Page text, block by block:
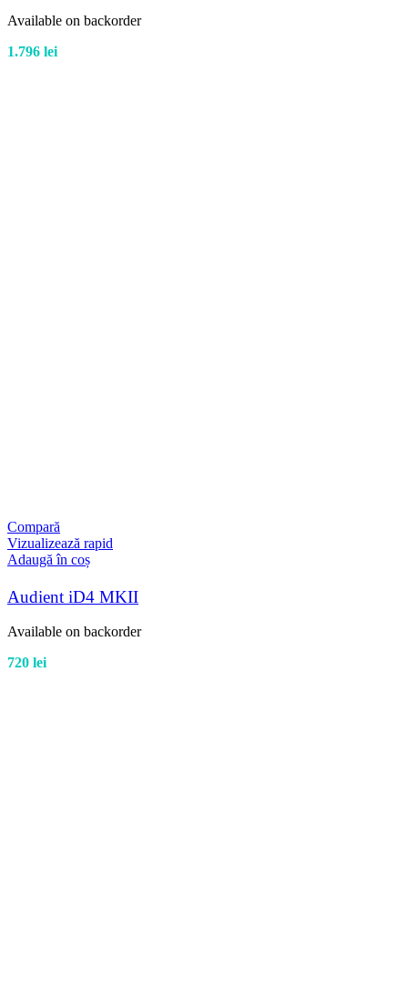
Available on backorder
1.796 lei
Compară
Vizualizează rapid
Adaugă în coș
Audient iD4 MKII
Available on backorder
720 lei